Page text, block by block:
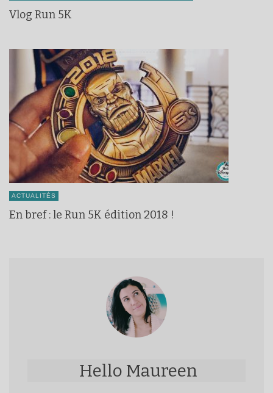
Vlog Run 5K
ACTUALITÉS
En bref : le Run 5K édition 2018 !
Hello Maureen